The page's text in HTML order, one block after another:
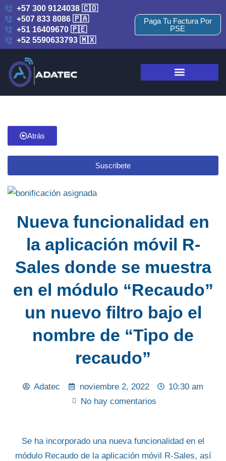
+57 300 9124038 🇨🇴
+507 833 8086 🇵🇦
+51 16409670 🇵🇪
+52 5590633793 🇲🇽
Paga Tu Factura Por
PSE
Atrás
Suscribete
Nueva funcionalidad en
la aplicación móvil R-
Sales donde se muestra
en el módulo “Recaudo”
un nuevo filtro bajo el
nombre de “Tipo de
recaudo”
Adatec noviembre 2, 2022
10:30 am
No hay comentarios
Se ha incorporado una nueva funcionalidad en el
módulo Recaudode la aplicación móvil R-Sales, así